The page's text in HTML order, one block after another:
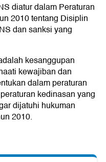
diatur dalam Peraturan
2010 tentang Disiplin
dan sanksi yang
kesanggupan
kewajiban dan
dalam peraturan
kedinasan yang
dijatuhi hukuman
2010.